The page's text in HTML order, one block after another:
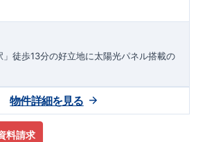
」徒歩13分の好立地に太陽光パネル搭載の
料請求
物件詳細を見る